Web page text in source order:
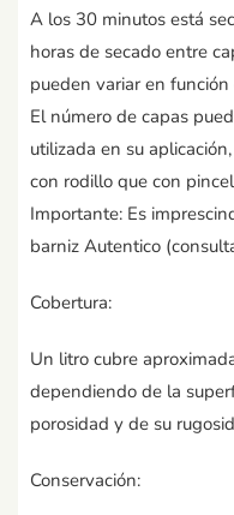
A los 30 minutos está
horas de secado entre
pueden variar en
El número de capas
utilizada en su
con rodillo que con
Importante: Es
barniz Autentico
Cobertura:
Un litro cubre
dependiendo de la
porosidad y de su
Conservación: